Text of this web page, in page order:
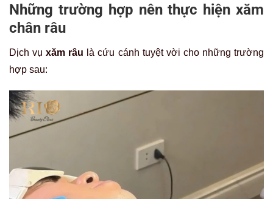
Những trường hợp nên thực hiện xăm
chân râu
Dịch vụxăm râu là cứu cánh tuyệt vời cho những trường
hợp sau: